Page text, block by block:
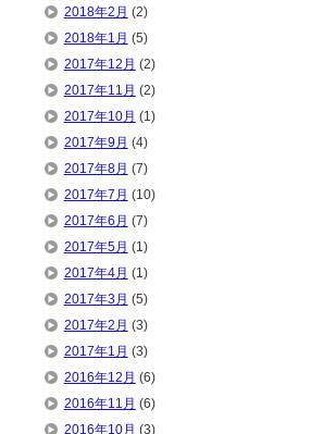
2018年2月 (2)
2018年1月 (5)
2017年12月 (2)
2017年11月 (2)
2017年10月 (1)
2017年9月 (4)
2017年8月 (7)
2017年7月 (10)
2017年6月 (7)
2017年5月 (1)
2017年4月 (1)
2017年3月 (5)
2017年2月 (3)
2017年1月 (3)
2016年12月 (6)
2016年11月 (6)
2016年10月 (3)